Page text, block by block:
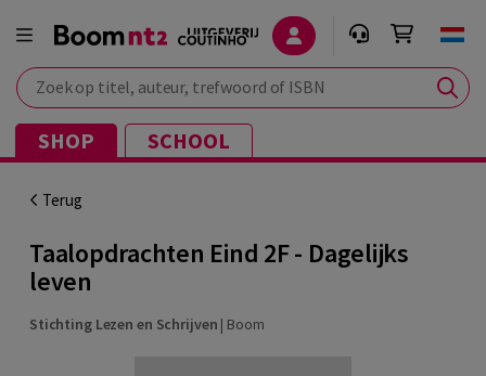
Zoek op titel, auteur, trefwoord of ISBN
SHOP SCHOOL
Terug
Taalopdrachten Eind 2F - Dagelijks
leven
Stichting Lezen en Schrijven | Boom